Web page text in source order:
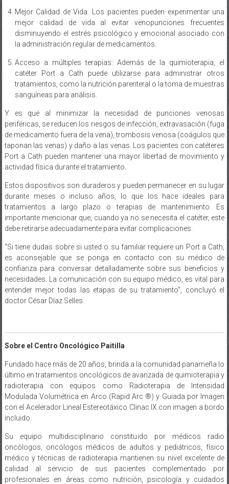
Mejor Calidad de Vida: Los pacientes pueden experimentar una
mejor calidad de vida al evitar venopunciones frecuentes
disminuyendo el estrés psicológico y emocional asociado con
la administración regular de medicamentos.
Acceso a múltiples terapias: Además de la quimioterapia, el
catéter Port a Cath puede utilizarse para administrar otros
tratamientos, como la nutrición parenteral o la toma de muestras
sanguíneas para análisis.
Y es que al minimizar la necesidad de punciones venosas
periféricas, se reducen los riesgos de infección, extravasación (fuga
de medicamento fuera de la vena), trombosis venosa (coágulos que
taponan las venas) y daño a las venas. Los pacientes con catéteres
Port a Cath pueden mantener una mayor libertad de movimiento y
actividad física durante el tratamiento.
Estos dispositivos son duraderos y pueden permanecer en su lugar
durante meses o incluso años, lo que los hace ideales para
tratamientos a largo plazo o terapias de mantenimiento. Es
importante mencionar que, cuando ya no se necesita el catéter, este
debe retirarse adecuadamente para evitar complicaciones.
“Si tiene dudas sobre si usted o su familiar requiere un Port a Cath,
es aconsejable que se ponga en contacto con su médico de
confianza para conversar detalladamente sobre sus beneficios y
necesidades. La comunicación con su equipo médico, es vital para
entender mejor todas las etapas de su tratamiento”, concluyó el
doctor César Díaz Selles.
Sobre el Centro Oncológico Paitilla
Fundado hace más de 20 años, brinda a la comunidad panameña lo
último en tratamientos oncológicos de avanzada de quimioterapia y
radioterapia con equipos como Radioterapia de Intensidad
Modulada Volumétrica en Arco (Rapid Arc ®) y Guiada por Imagen
con el Acelerador Lineal Estereotáxico Clinac IX con imagen a bordo
incluido.
Su equipo multidisciplinario constituido por médicos radio
oncólogos, oncólogos médicos de adultos y pediátricos, físico
médico y técnicas de radioterapia mantienen su nivel excelente de
calidad al servicio de sus pacientes complementado por
profesionales en áreas como nutrición, psicología y cuidados